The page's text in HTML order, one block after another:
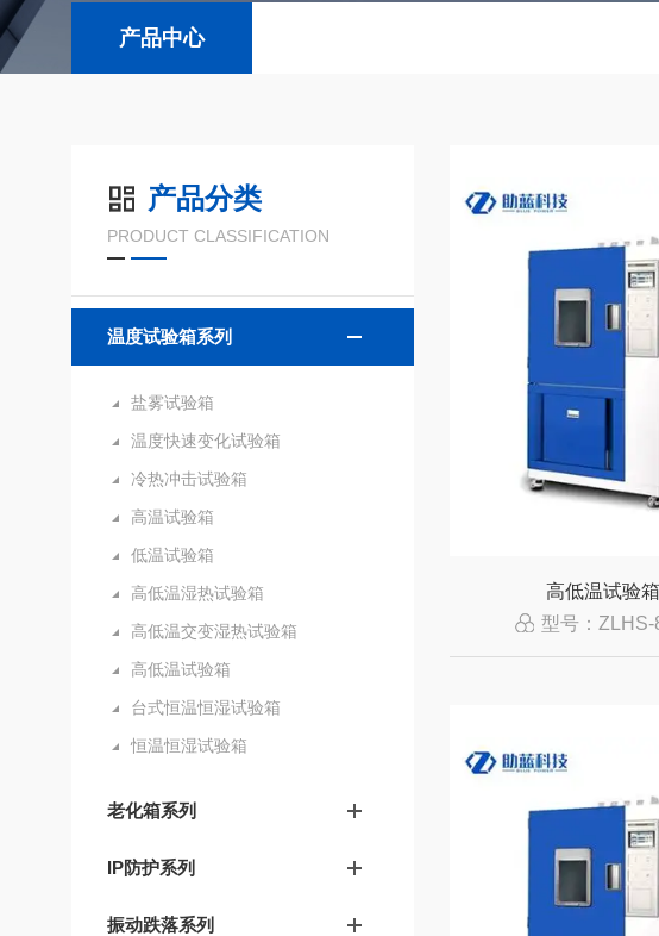
产品中心
产品分类
PRODUCT CLASSIFICATION
温度试验箱系列
盐雾试验箱
温度快速变化试验箱
冷热冲击试验箱
高温试验箱
低温试验箱
高低温湿热试验箱
高低温交变湿热试验箱
高低温试验箱
台式恒温恒湿试验箱
恒温恒湿试验箱
老化箱系列
IP防护系列
振动跌落系列
高低温试验
型号：ZLHS-